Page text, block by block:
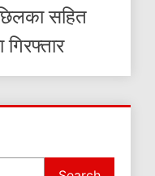
सहित